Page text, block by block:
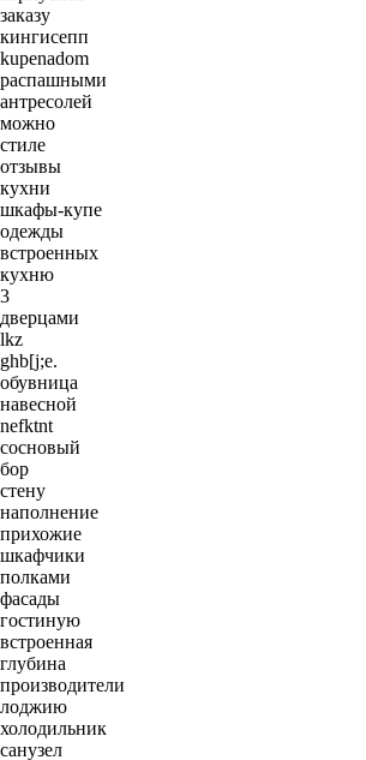
заказу
кингисепп
kupenadom
распашными
антресолей
можно
стиле
отзывы
кухни
шкафы-купе
одежды
встроенных
кухню
3
дверцами
lkz
ghb[j;e.
обувница
навесной
nefktnt
сосновый
бор
стену
наполнение
прихожие
шкафчики
полками
фасады
гостиную
встроенная
глубина
производители
лоджию
холодильник
санузел